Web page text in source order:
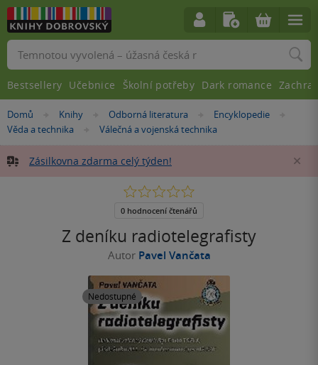
Nacházíte
se
Domů »Knihy »Odborná literatura »Encyklopedie
Věda a technika »
Válečná a vojenská technika
Zásilkovna zdarma celý týden!
Z deníku radiotelegrafisty
Autor Pavel Vančata
Nedostupné
0.0
5
0 hodnocení čtenářů
Vyhledávání
Bestsellery Učebnice Školní potřeby Dark romance